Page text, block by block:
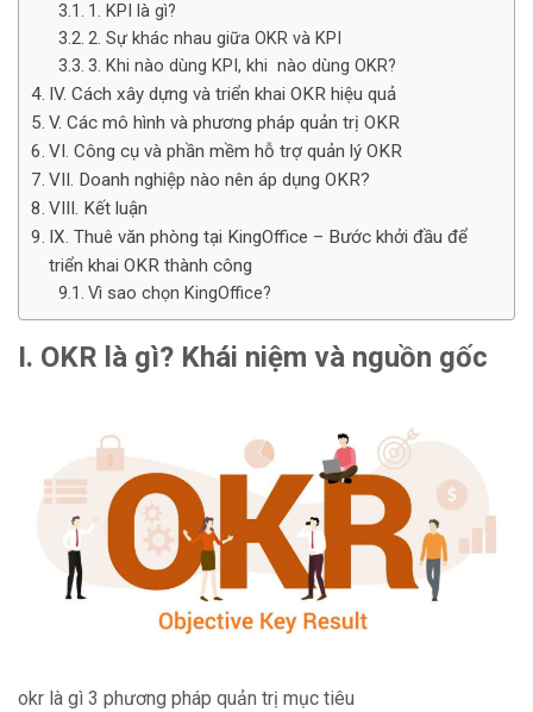
1. KPI là gì?
2. Sự khác nhau giữa OKR và KPI
3. Khi nào dùng KPI, khi nào dùng OKR?
IV. Cách xây dựng và triển khai OKR hiệu quả
V. Các mô hình và phương pháp quản trị OKR
VI. Công cụ và phần mềm hỗ trợ quản lý OKR
VII. Doanh nghiệp nào nên áp dụng OKR?
VIII. Kết luận
IX. Thuê văn phòng tại KingOffice – Bước khởi đầu để
triển khai OKR thành công
Vì sao chọn KingOffice?
I. OKR là gì? Khái niệm và nguồn gốc
okr là gì 3 phương pháp quản trị mục tiêu